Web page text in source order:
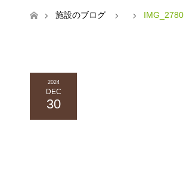
ホーム施設のブログ IMG_2780
2024
DEC
30